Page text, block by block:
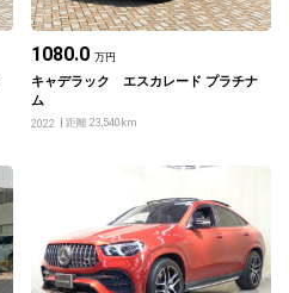
1080.0 万円
キャデラック エスカレード プラチナ
ム
2022 距離 23,540km